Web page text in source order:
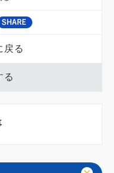
戻る
る